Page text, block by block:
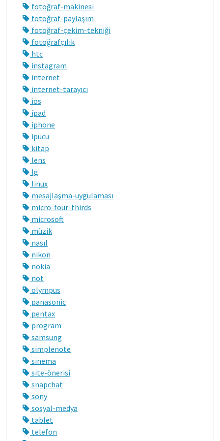
fotoğraf-makinesi
fotoğraf-paylaşım
fotoğraf-çekim-tekniği
fotoğrafçılık
htc
instagram
internet
internet-tarayıcı
ios
ipad
iphone
ipucu
kitap
lens
lg
linux
mesajlaşma-uygulaması
micro-four-thirds
microsoft
müzik
nasıl
nikon
nokia
not
olympus
panasonic
pentax
program
samsung
simplenote
sinema
site-önerisi
snapchat
sony
sosyal-medya
tablet
telefon